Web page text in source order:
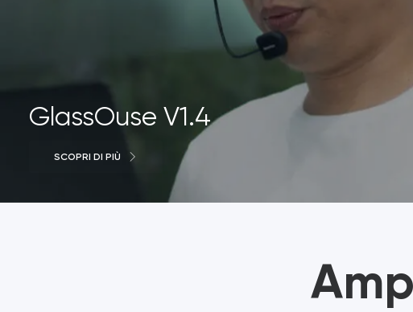
GlassOuse V1.4
SCOPRI DI PIÙ